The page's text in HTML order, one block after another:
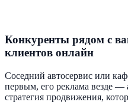
Конкуренты рядом с
клиентов онлайн
Соседний автосервис или
первым, его реклама везде
стратегия продвижения,